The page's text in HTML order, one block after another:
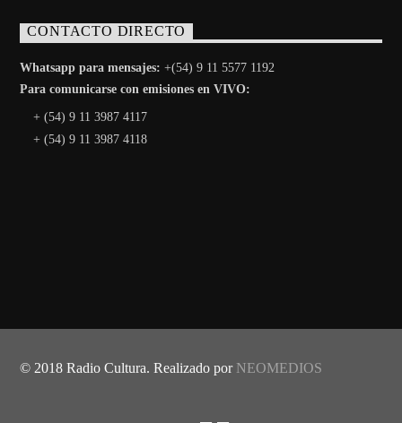
CONTACTO DIRECTO
Whatsapp para mensajes: +(54) 9 11 5577 1192
Para comunicarse con emisiones en VIVO:
+ (54) 9 11 3987 4117
+ (54) 9 11 3987 4118
© 2018 Radio Cultura. Realizado por NEOMEDIOS